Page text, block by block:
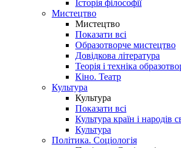
Історія філософії
Мистецтво
Мистецтво
Показати всі
Образотворче мистецтво
Довідкова література
Теорія і техніка
Кіно. Театр
Культура
Культура
Показати всі
Культура країн і народів
Культура
Політика. Соціологія